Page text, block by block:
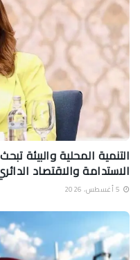
التنمية المحلية والبيئة
الاستدامة والاقتصاد